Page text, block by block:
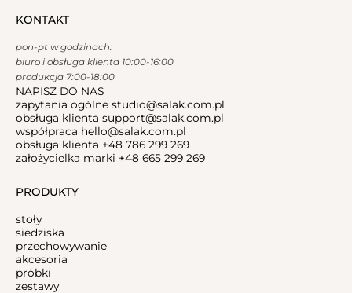
PRODUKTY
stoły
siedziska
przechowywanie
akcesoria
próbki
zestawy
KONTAKT
pon-pt w godzinach:
biuro i obsługa klienta 10:00-16:00
produkcja 7:00-18:00
NAPISZ DO NAS
zapytania ogólne studio@salak.com.pl
obsługa klienta support@salak.com.pl
współpraca hello@salak.com.pl
obsługa klienta +48 786 299 269
założycielka marki +48 665 299 269